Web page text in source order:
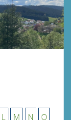
L M N O